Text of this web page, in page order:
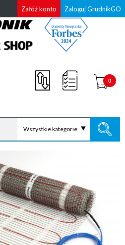
Załóż konto Zaloguj GrudnikGO
Wszystkie kategorie
0